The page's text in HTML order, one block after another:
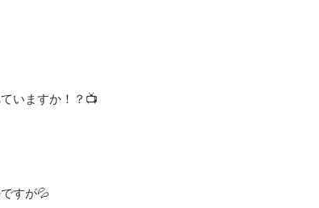
いますか！？📺
すが💦